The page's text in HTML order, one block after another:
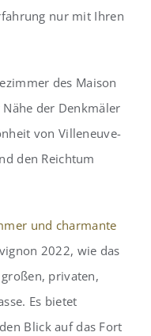
nur mit Ihren
des Maison
der Denkmäler
von Villeneuve-
den Reichtum
und charmante
2022, wie das
privaten,
Es bietet
Blick auf das Fort